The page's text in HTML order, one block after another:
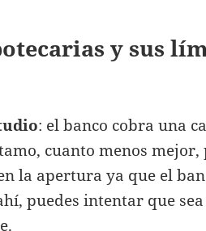
y sus
: el banco cobra una
cuanto menos mejor,
la apertura ya que el
puedes intentar que